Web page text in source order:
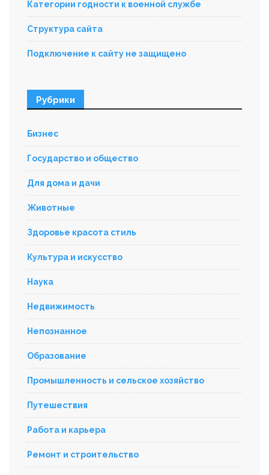
Категории годности к военной службе
Структура сайта
Подключение к сайту не защищено
Рубрики
Бизнес
Государство и общество
Для дома и дачи
Животные
Здоровье красота стиль
Культура и искусство
Наука
Недвижимость
Непознанное
Образование
Промышленность и сельское хозяйство
Путешествия
Работа и карьера
Ремонт и строительство